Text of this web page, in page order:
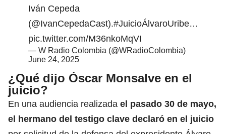
Iván Cepeda
(@IvanCepedaCast).#JuicioÁlvaroUribe…
pic.twitter.com/M36nkoMqVI
— W Radio Colombia (@WRadioColombia)
June 24, 2025
¿Qué dijo Óscar Monsalve en el
juicio?
En una audiencia realizada el pasado 30 de mayo,
el hermano del testigo clave declaró en el juicio